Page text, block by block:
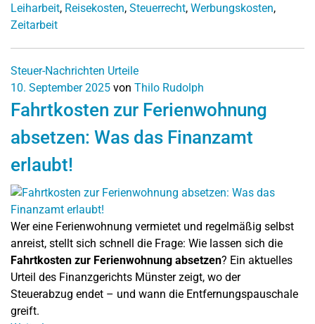
Leiharbeit, Reisekosten, Steuerrecht, Werbungskosten,
Zeitarbeit
Steuer-Nachrichten Urteile
10. September 2025 von Thilo Rudolph
Fahrtkosten zur Ferienwohnung
absetzen: Was das Finanzamt
erlaubt!
Wer eine Ferienwohnung vermietet und regelmäßig selbst
anreist, stellt sich schnell die Frage: Wie lassen sich die
Fahrtkosten zur Ferienwohnung absetzen? Ein aktuelles
Urteil des Finanzgerichts Münster zeigt, wo der
Steuerabzug endet – und wann die Entfernungspauschale
greift.